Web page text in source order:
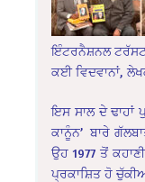
ਇੰਟਰਨੈਸ਼ਨਲ ਟਰੱਸਟ
ਕਈ ਵਿਦਵਾਨਾਂ,
ਇਸ ਸਾਲ ਦੇ ਢਾਹਾਂ
ਕਾਨੂੰਨ’ ਬਾਰੇ
ਉਹ 1977 ਤੋਂ
ਪ੍ਰਕਾਸ਼ਿਤ ਹੋ